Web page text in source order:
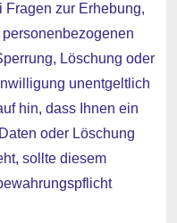
Fragen zur Erhebung,
Löschung oder
unentgeltlich
hin, dass Ihnen ein
oder Löschung
sollte diesem